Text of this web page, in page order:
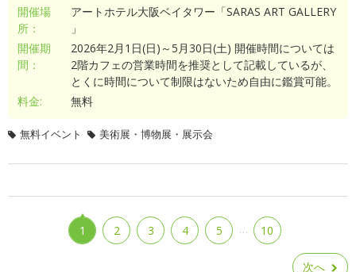
開催場
所：
アートホテル大阪ベイタワー「SARAS ART GALLERY
」
開催期
間：
2026年2月1日(日)～5月30日(土) 開催時間については
2階カフェの営業時間を推奨として記載しているが、
とくに時間について制限はないため自由に鑑賞可能。
料金:
無料
無料イベント 美術展・博物展・展示会
1 2 3 4 5 … 10
次へ